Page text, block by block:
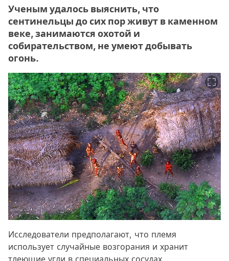
Ученым удалось выяснить, что
сентинельцы до сих пор живут в каменном
веке, занимаются охотой и
собирательством, не умеют добывать
огонь.
Исследователи предполагают, что племя
использует случайные возгорания и хранит